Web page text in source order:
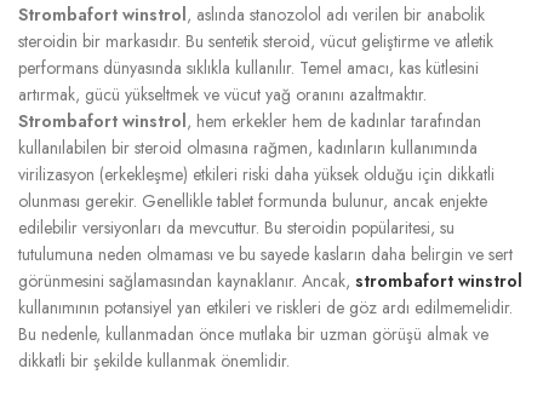
Strombafort winstrol, aslında stanozolol adı verilen bir anabolik
steroidin bir markasıdır. Bu sentetik steroid, vücut geliştirme ve atletik
performans dünyasında sıklıkla kullanılır. Temel amacı, kas kütlesini
artırmak, gücü yükseltmek ve vücut yağ oranını azaltmaktır.
Strombafort winstrol, hem erkekler hem de kadınlar tarafından
kullanılabilen bir steroid olmasına rağmen, kadınların kullanımında
virilizasyon (erkekleşme) etkileri riski daha yüksek olduğu için dikkatli
olunması gerekir. Genellikle tablet formunda bulunur, ancak enjekte
edilebilir versiyonları da mevcuttur. Bu steroidin popülaritesi, su
tutulumuna neden olmaması ve bu sayede kasların daha belirgin ve sert
görünmesini sağlamasından kaynaklanır. Ancak, strombafort winstrol
kullanımının potansiyel yan etkileri ve riskleri de göz ardı edilmemelidir.
Bu nedenle, kullanmadan önce mutlaka bir uzman görüşü almak ve
dikkatli bir şekilde kullanmak önemlidir.